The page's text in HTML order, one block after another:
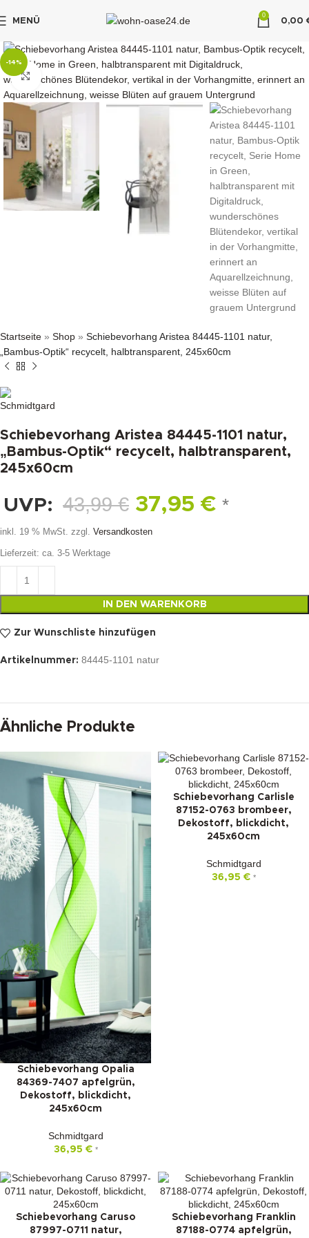
MENÜ
0
0,00
-14%
klicken um zu vergrößern
Startseite » Shop » Schiebevorhang Aristea 84445-1101 natur,
„Bambus-Optik“ recycelt, halbtransparent, 245x60cm
Schiebevorhang Aristea 84445-1101 natur,
„Bambus-Optik“ recycelt, halbtransparent,
245x60cm
UVP: 43,99€ 37,95 € *
inkl. 19 % MwSt. zzgl. Versandkosten
Lieferzeit: ca. 3-5 Werktage
IN DEN WARENKORB
Zur Wunschliste hinzufügen
Artikelnummer: 84445-1101 natur
Ähnliche Produkte
Schiebevorhang Opalia
84369-7407 apfelgrün,
Dekostoff, blickdicht,
245x60cm
Schmidtgard
36,95 € *
Schiebevorhang Carlisle
87152-0763 brombeer,
Dekostoff, blickdicht,
245x60cm
Schmidtgard
36,95 € *
Schiebevorhang Caruso
87997-0711 natur,
Schiebevorhang Franklin
87188-0774 apfelgrün,